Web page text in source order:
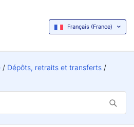
Français (France)
Dépôts, retraits et transferts